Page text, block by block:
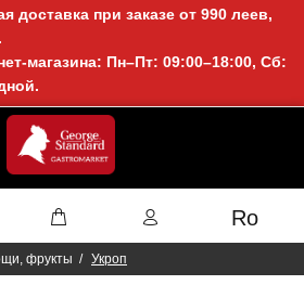
доставка при заказе от 990 леев,
магазина: Пн–Пт: 09:00–18:00, Сб:
Ro
фрукты Укроп